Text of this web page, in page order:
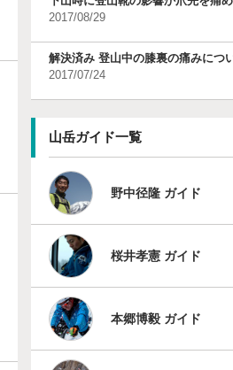
2017/08/29
解決済み 登山中の膝裏の痛みにつ
2017/07/24
山岳ガイド一覧
野中径隆 ガイド
桜井孝憲 ガイド
本郷博毅 ガイド